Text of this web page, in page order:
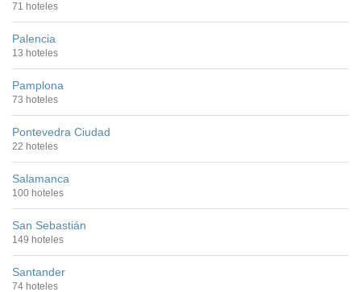
71 hoteles
Palencia
13 hoteles
Pamplona
73 hoteles
Pontevedra Ciudad
22 hoteles
Salamanca
100 hoteles
San Sebastián
149 hoteles
Santander
74 hoteles